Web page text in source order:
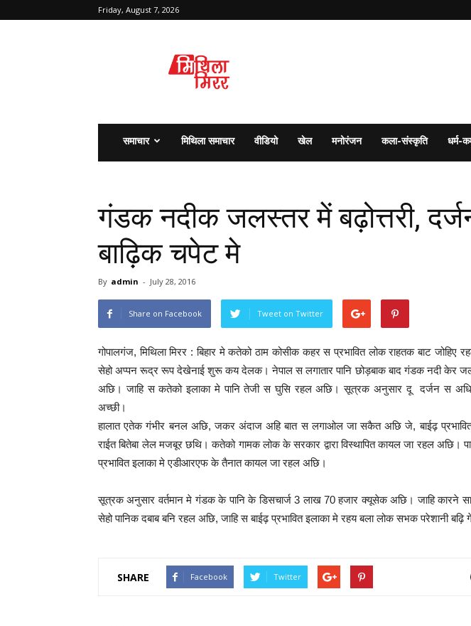
Friday, August 7, 2026
समाचार मिथिला समाचार वीडियो खेल मनोरंजन कला-संस्कृति धर्म-
गंडक नदीक जलस्तर में बढ़ोत्तरी,
बाढ़िक चपेट मे
By admin - July 28, 2016
Share on Facebook Tweet on Twitter
गोपालगंज, मिथिला मिरर : बिहार मे कतेको ठाम कोसीक कहर स प्रभावित लोक राहतक बाट
सेहो अप्पन रूद्र रूप देखेनाई शुरू कय देलक। नेपाल स लगातार पानि छोड़बाक बाद गंडक नदी केर
अछि। जाहि स कतेको इलाका मे पानि तेजी स घुसि रहल अछि। सूत्रक अनुसार दू दर्जन स
अच्छी।
हालात एतेक गंभीर बनल अछि, जकर अंदाज अहि बात स लगाओल जा सकैत अछि जे, बाईढ़
राईत बितेबा लेल मजबूर छथि। कतेको गामक लोक के सरकार द्वारा विस्थापित कायल जा रहल अछि।
प्रभावित इलाका मे एडीआरएफ के तैनात कायल जा रहल अछि।
सूत्रक अनुसार वर्तमान मे गंडक के पानि के डिसचार्ज 3 लाख 70 हजार क्यूसेक अछि। जाहि कारने
सेहो पानिक दबाब बनि रहल अछि, जाहि स बाईढ़ प्रभावित इलाका मे रहय बला लोक सभक परेशानी बढ़ि
SHARE Facebook Twitter